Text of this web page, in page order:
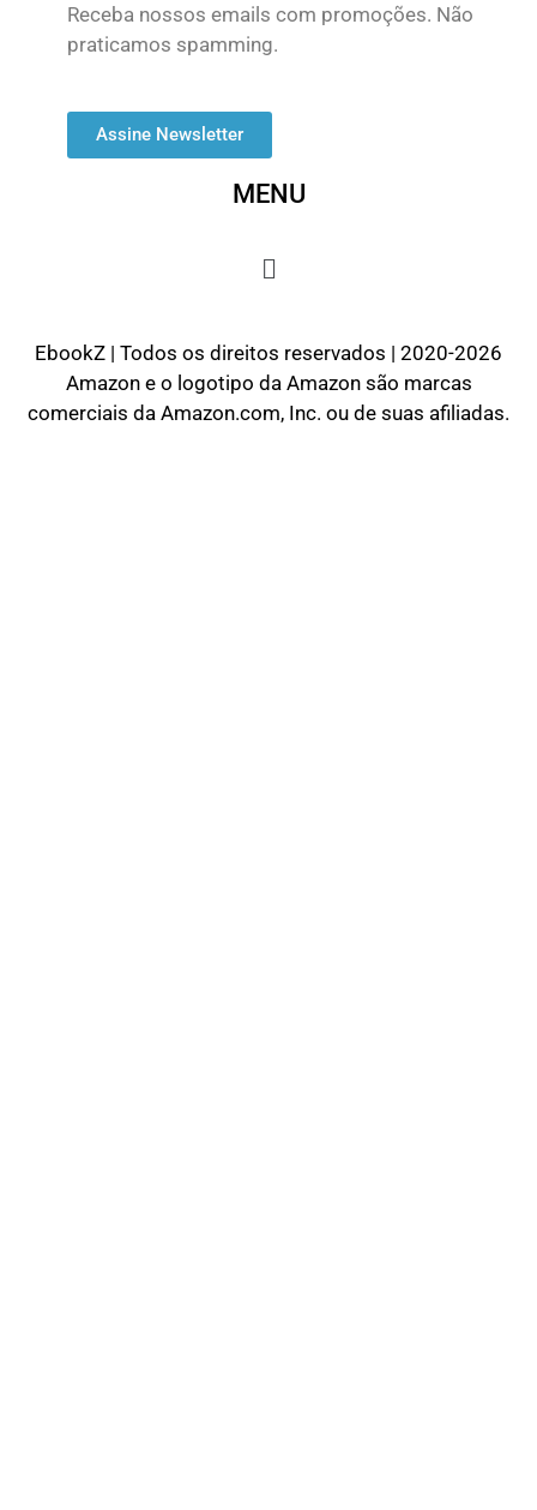
Receba nossos emails com promoções. Não
praticamos spamming.
Assine Newsletter
MENU
EbookZ | Todos os direitos reservados | 2020-2026
Amazon e o logotipo da Amazon são marcas
comerciais da Amazon.com, Inc. ou de suas afiliadas.